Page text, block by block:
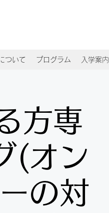
ついて プログラム 入学案内
方専
(オン
の対